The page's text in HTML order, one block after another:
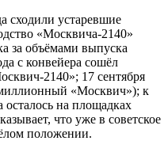
сходили устаревшие
«Москвича-2140»
за объёмами выпуска
с конвейера сошёл
2140»; 17 сентября
«Москвич»); к
осталось на площадках
что уже в советское
положении.